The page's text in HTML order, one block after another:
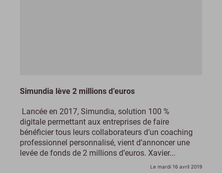
Simundia lève 2 millions d’euros
Lancée en 2017, Simundia, solution 100 %
digitale permettant aux entreprises de faire
bénéficier tous leurs collaborateurs d’un coaching
professionnel personnalisé, vient d’annoncer une
levée de fonds de 2 millions d’euros. Xavier...
Le mardi 16 avril 2019